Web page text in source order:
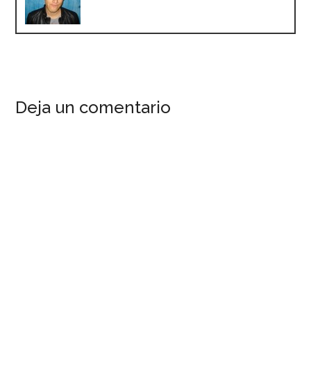
Deja un comentario